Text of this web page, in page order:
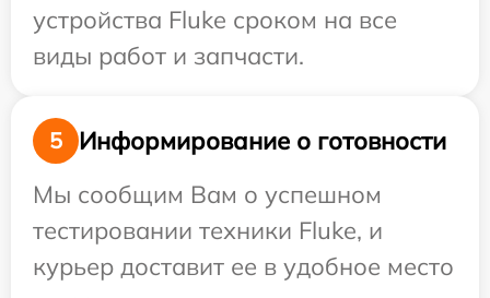
устройства Fluke сроком на все
виды работ и запчасти.
5
Информирование о готовности
Мы сообщим Вам о успешном
тестировании техники Fluke, и
курьер доставит ее в удобное место